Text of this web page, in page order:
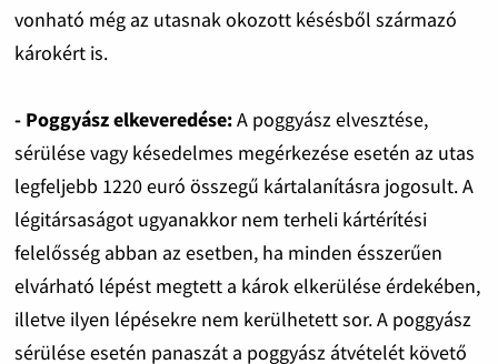
vonható még az utasnak okozott késésből származó
károkért is.
- Poggyász elkeveredése:A poggyász elvesztése,
sérülése vagy késedelmes megérkezése esetén az utas
legfeljebb 1220 euró összegű kártalanításra jogosult. A
légitársaságot ugyanakkor nem terheli kártérítési
felelősség abban az esetben, ha minden ésszerűen
elvárható lépést megtett a károk elkerülése érdekében,
illetve ilyen lépésekre nem kerülhetett sor. A poggyász
sérülése esetén panaszát a poggyász átvételét követő